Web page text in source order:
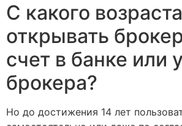
С какого
открывать
счет в банке или у
брокера?
Но до достижения 14 лет